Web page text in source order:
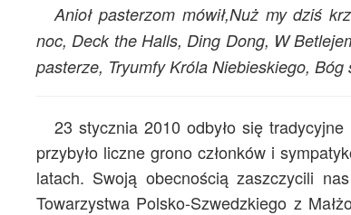
Anioł pasterzom mówił,Nuż my dziś
noc, Deck the Halls, Ding Dong, W
pasterze, Tryumfy Króla Niebieskiego, Bóg
23 stycznia 2010 odbyło się
przybyło liczne grono członków i
latach. Swoją obecnością zaszczycili
Towarzystwa Polsko-Szwedzkiego z